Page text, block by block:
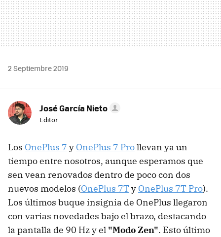
2 Septiembre 2019
José García Nieto
Editor
Los OnePlus 7 y OnePlus 7 Prollevan ya un
tiempo entre nosotros, aunque esperamos que
sen vean renovados dentro de poco con dos
nuevos modelos (OnePlus 7T y OnePlus 7T Pro).
Los últimos buque insignia de OnePlus llegaron
con varias novedades bajo el brazo, destacando
la pantalla de 90 Hz y el "Modo Zen". Esto último